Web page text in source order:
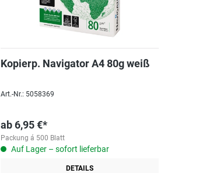
Kopierp. Navigator A4 80g weiß
Art.-Nr.: 5058369
ab 6,95 €*
Packung á 500 Blatt
Auf Lager – sofort lieferbar
DETAILS